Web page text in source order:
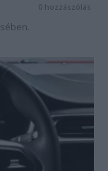
0 hozzászólás